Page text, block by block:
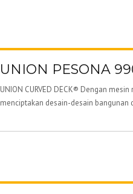
UNION PESONA
UNION CURVED DECK® Dengan
menciptakan desain-desain bangunan